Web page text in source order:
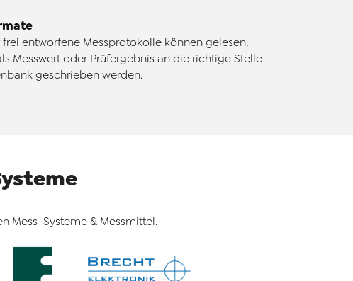
entworfene Messprotokolle können gelesen,
Messwert oder Prüfergebnis an die richtige Stelle
geschrieben werden.
Mess-Systeme & Messmittel.